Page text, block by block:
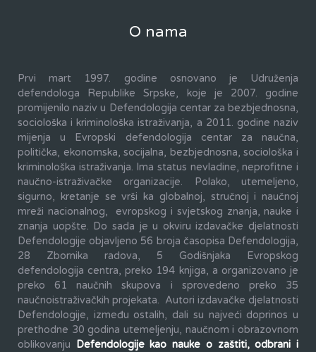
O nama
Prvi mart 1997. godine osnovano je Udruženja
defendologa Republike Srpske, koje je 2007. godine
promijenilo naziv u Defendologija centar za bezbjednosna,
sociološka i kriminološka istraživanja, a 2011. godine naziv
mijenja u Evropski defendologija centar za naučna,
politička, ekonomska, socijalna, bezbjednosna, sociološka i
kriminološka istraživanja. Ima status nevladine, neprofitne i
naučno-istraživačke organizacije. Polako, utemeljeno,
sigurno, kretanje se vrši ka globalnoj, stručnoj i naučnoj
mreži nacionalnog, evropskog i svjetskog znanja, nauke i
znanja uopšte. Do sada je u okviru izdavačke djelatnosti
Defendologije objavljeno 56 broja časopisa Defendologija,
28 Zbornika radova, 5 Godišnjaka Evropskog
defendologija centra, preko 194 knjiga, a organizovano je
preko 61 naučnih skupova i sprovedeno preko 35
naučnoistraživačkih projekata. Autori izdavačke djelatnosti
Defendologije, između ostalih, dali su najveći doprinos u
prethodne 30 godina utemeljenju, naučnom i obrazovnom
oblikovanju Defendologije kao nauke o zaštiti, odbrani i